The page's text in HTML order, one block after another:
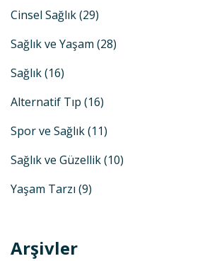
Cinsel Sağlık(29)
Sağlık ve Yaşam (28)
Sağlık(16)
Alternatif Tıp (16)
Spor ve Sağlık(11)
Sağlık ve Güzellik(10)
Yaşam Tarzı (9)
Arşivler